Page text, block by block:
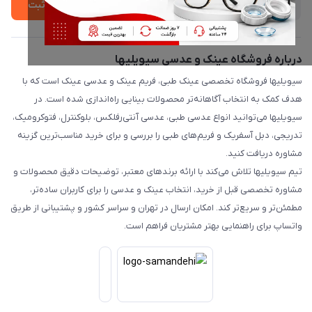
ثبت
درباره فروشگاه عینک و عدسی سیویلیها
سیویلیها فروشگاه تخصصی عینک طبی، فریم عینک و عدسی عینک است که با
هدف کمک به انتخاب آگاهانه‌تر محصولات بینایی راه‌اندازی شده است. در
سیویلیها می‌توانید انواع عدسی طبی، عدسی آنتی‌رفلکس، بلوکنترل، فتوکرومیک،
تدریجی، دبل آسفریک و فریم‌های طبی را بررسی و برای خرید مناسب‌ترین گزینه
مشاوره دریافت کنید.
تیم سیویلیها تلاش می‌کند با ارائه برندهای معتبر، توضیحات دقیق محصولات و
مشاوره تخصصی قبل از خرید، انتخاب عینک و عدسی را برای کاربران ساده‌تر،
مطمئن‌تر و سریع‌تر کند. امکان ارسال در تهران و سراسر کشور و پشتیبانی از طریق
واتساپ برای راهنمایی بهتر مشتریان فراهم است.